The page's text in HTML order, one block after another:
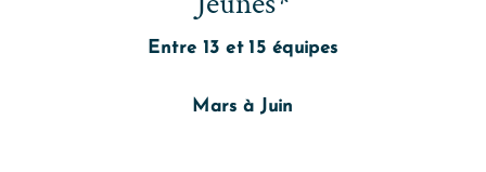
Entre 13 et 15 équipes
Mars à Juin